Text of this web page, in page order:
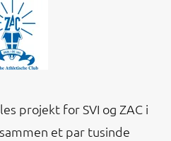
projekt for SVI og ZAC i
et par tusinde